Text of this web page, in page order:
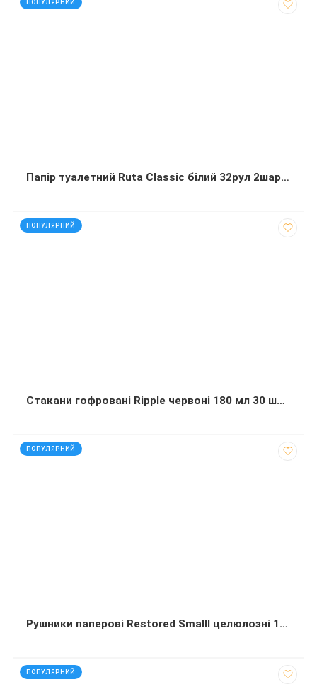
ПОПУЛЯРНИЙ
Папір туалетний Ruta Classic білий 32рул 2шарова біла
ПОПУЛЯРНИЙ
код: 15092
Стакани гофровані Ripple червоні 180 мл 30 штук
ПОПУЛЯРНИЙ
код: 40776
Рушники паперові Restored Smalll целюлозні 1-шарові V-складання 105х210 мм 150 листів
ПОПУЛЯРНИЙ
код: 60106